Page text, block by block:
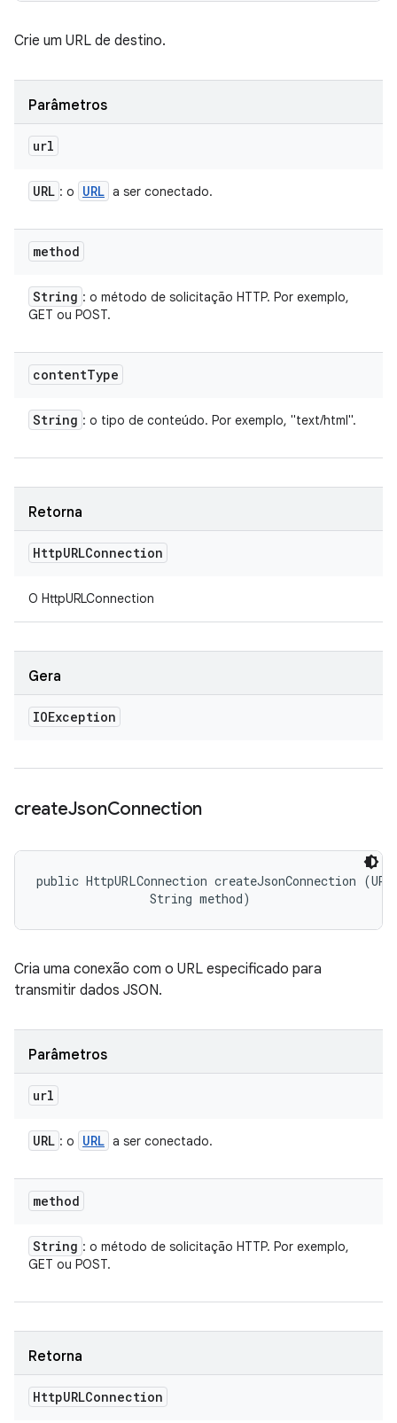
Crie um URL de destino.
Parâmetros
url
URL : o URL a ser conectado.
method
String : o método de solicitação HTTP. Por exemplo,
GET ou POST.
contentType
String : o tipo de conteúdo. Por exemplo, "text/html".
Retorna
HttpURLConnection
O HttpURLConnection
Gera
IOException
createJsonConnection
public HttpURLConnection createJsonConnection
                String method)
Cria uma conexão com o URL especificado para
transmitir dados JSON.
Parâmetros
url
URL : o URL a ser conectado.
method
String : o método de solicitação HTTP. Por exemplo,
GET ou POST.
Retorna
HttpURLConnection